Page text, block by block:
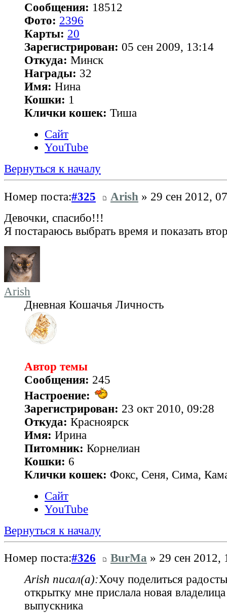
Сообщения: 18512
Фото: 2396
Карты: 20
Зарегистрирован: 05 сен 2009, 13:14
Откуда: Минск
Награды: 32
Имя: Нина
Кошки: 1
Клички кошек: Тиша
Сайт
YouTube
Вернуться к началу
Номер поста:#325 Arish » 29 сен 2012,
Девочки, спасибо!!!
Я постараюсь выбрать время и показать
Arish
Дневная Кошачья Личность
Автор темы
Сообщения: 245
Настроение:
Зарегистрирован: 23 окт 2010, 09:28
Откуда: Красноярск
Имя: Ирина
Питомник: Корнелиан
Кошки: 6
Клички кошек: Фокс, Сеня, Сима,
Сайт
YouTube
Вернуться к началу
Номер поста:#326 BurMa » 29 сен 2012,
Arish писал(а):Хочу поделиться
открытку мне прислала новая
выпускника